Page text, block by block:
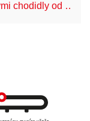
chodidly od …